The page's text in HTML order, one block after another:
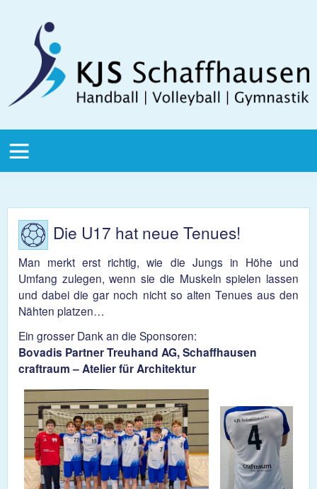
Schaffhausen
Menu
Die U17 hat neue Tenues!
Man merkt erst richtig, wie die Jungs in Höhe und
Umfang zulegen, wenn sie die Muskeln spielen lassen
und dabei die gar noch nicht so alten Tenues aus den
Nähten platzen…
Ein grosser Dank an die Sponsoren:
Bovadis Partner Treuhand AG, Schaffhausen
craftraum – Atelier für Architektur